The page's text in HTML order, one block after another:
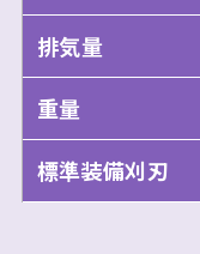
排気量
重量
標準装備刈刃